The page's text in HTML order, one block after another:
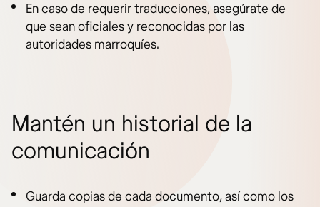
En caso de requerir traducciones, asegúrate de
que sean oficiales y reconocidas por las
autoridades marroquíes.
Mantén un historial de la
comunicación
Guarda copias de cada documento, así como los